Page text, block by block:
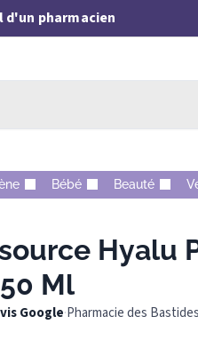
d'un pharmacien
Bébé Beauté
Hyalu
Ml
Google·Pharmacie des